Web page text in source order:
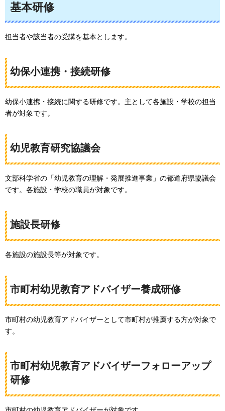
基本研修
担当者や該当者の受講を基本とします。
幼保小連携・接続研修
幼保小連携・接続に関する研修です。主として各施設・学校の担当
者が対象です。
幼児教育研究協議会
文部科学省の「幼児教育の理解・発展推進事業」の都道府県協議会
です。各施設・学校の職員が対象です。
施設長研修
各施設の施設長等が対象です。
市町村幼児教育アドバイザー養成研修
市町村の幼児教育アドバイザーとして市町村が推薦する方が対象で
す。
市町村幼児教育アドバイザーフォローアップ
研修